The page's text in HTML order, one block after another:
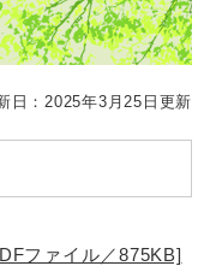
日：2025年3月25日更新
ファイル／875KB]